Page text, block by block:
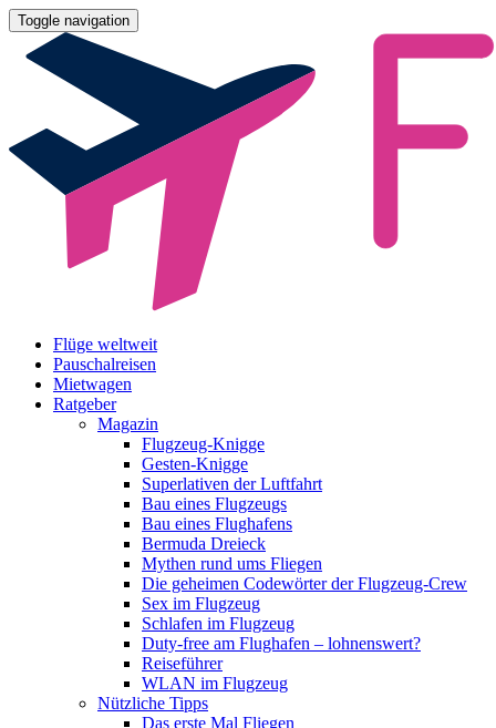
Toggle navigation
Flüge weltweit
Pauschalreisen
Mietwagen
Ratgeber
Magazin
Flugzeug-Knigge
Gesten-Knigge
Superlativen der Luftfahrt
Bau eines Flugzeugs
Bau eines Flughafens
Bermuda Dreieck
Mythen rund ums Fliegen
Die geheimen Codewörter der Flugzeug-Crew
Sex im Flugzeug
Schlafen im Flugzeug
Duty-free am Flughafen – lohnenswert?
Reiseführer
WLAN im Flugzeug
Nützliche Tipps
Das erste Mal Fliegen